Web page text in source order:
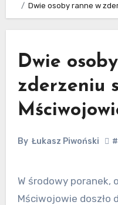
Dwie osoby ranne w
Dwie
zderzeniu
By Łukasz Piwoński
W środowy poranek, około godziny 9, w
Mściwojowie doszło